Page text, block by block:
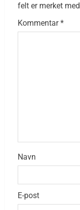
felt er merket med
Kommentar*
Navn
E-post